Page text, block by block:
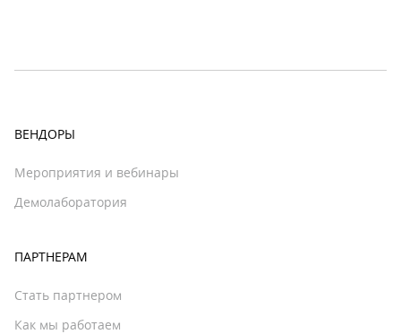
ВЕНДОРЫ
Мероприятия и вебинары
Демолаборатория
ПАРТНЕРАМ
Стать партнером
Как мы работаем